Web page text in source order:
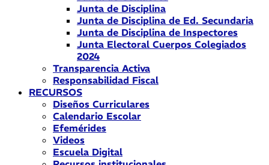
Junta de Disciplina
Junta de Disciplina de Ed. Secundaria
Junta de Disciplina de Inspectores
Junta Electoral Cuerpos Colegiados
2024
Transparencia Activa
Responsabilidad Fiscal
RECURSOS
Diseños Curriculares
Calendario Escolar
Efemérides
Videos
Escuela Digital